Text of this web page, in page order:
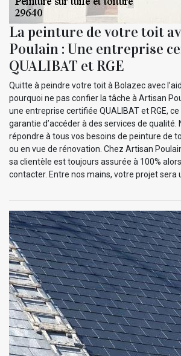
La peinture de votre toit
Poulain : Une entreprise
QUALIBAT et RGE
Quitte à peindre votre toit à Bolazec avec
pourquoi ne pas confier la tâche à Artisan
une entreprise certifiée QUALIBAT et RGE,
garantie d’accéder à des services de qualité.
répondre à tous vos besoins de peinture de
ou en vue de rénovation. Chez Artisan
sa clientèle est toujours assurée à 100%
contacter. Entre nos mains, votre projet sera